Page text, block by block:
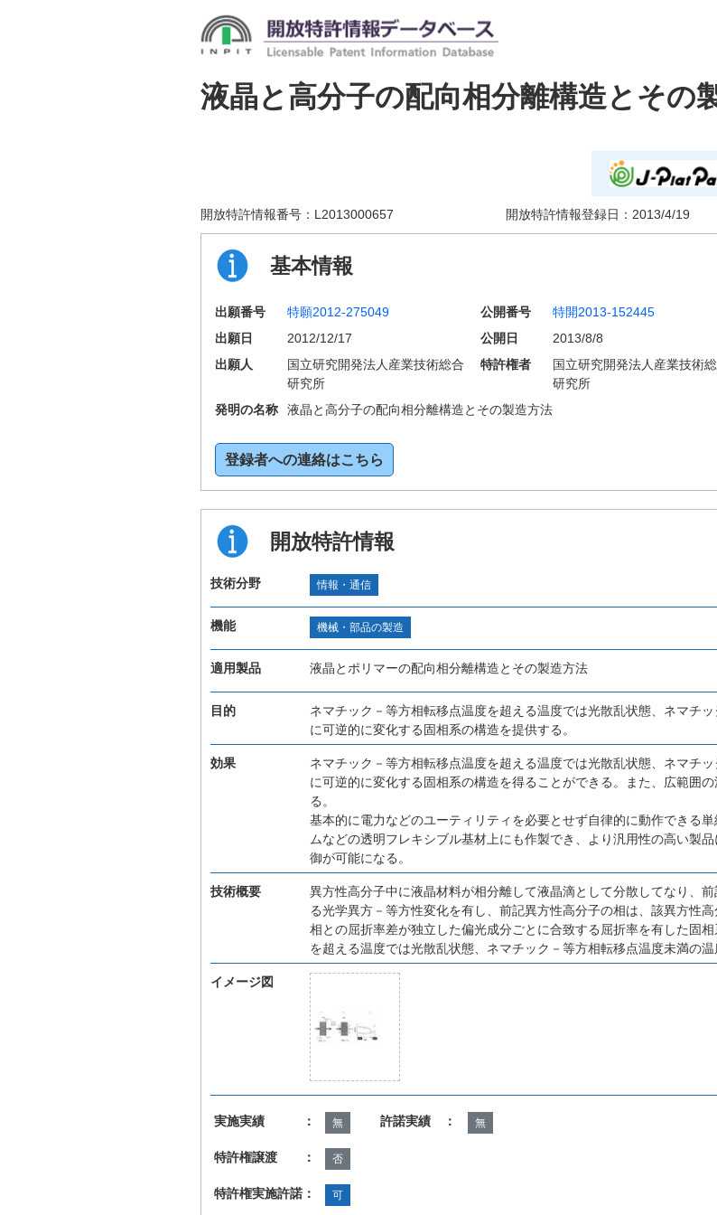
液晶と高分子の配向相分離構造とその
開放特許情報番号： L2013000657 開放特許情報登録日： 2013/4/19
基本情報
出願番号 特願2012-275049 公開番号 特開2013-152445
出願日
2012/12/17 公開日
2013/8/8
出願人
国立研究開発法人産業技術総合
研究所
特許権者
国立研究開発法人産業技術
研究所
発明の名称 液晶と高分子の配向相分離構造とその製造方法
登録者への連絡はこちら
開放特許情報
技術分野 情報・通信
機能 機械・部品の製造
適用製品 液晶とポリマーの配向相分離構造とその製造方法
目的
ネマチック－等方相転移点温度を超える温度では光散乱状態、ネマチ
に可逆的に変化する固相系の構造を提供する。
効果
ネマチック－等方相転移点温度を超える温度では光散乱状態、ネマチ
に可逆的に変化する固相系の構造を得ることができる。また、広範囲
る。
基本的に電力などのユーティリティを必要とせず自律的に動作できる
ムなどの透明フレキシブル基材上にも作製でき、より汎用性の高い製
御が可能になる。
技術概要
異方性高分子中に液晶材料が相分離して液晶滴として分散してなり、
る光学異方－等方性変化を有し、前記異方性高分子の相は、該異方性
相との屈折率差が独立した偏光成分ごとに合致する屈折率を有した固
を超える温度では光散乱状態、ネマチック－等方相転移点温度未満の
イメージ図
実施実績 ： 無 許諾実績 ： 無
特許権譲渡 ： 否
特許権実施許諾： 可